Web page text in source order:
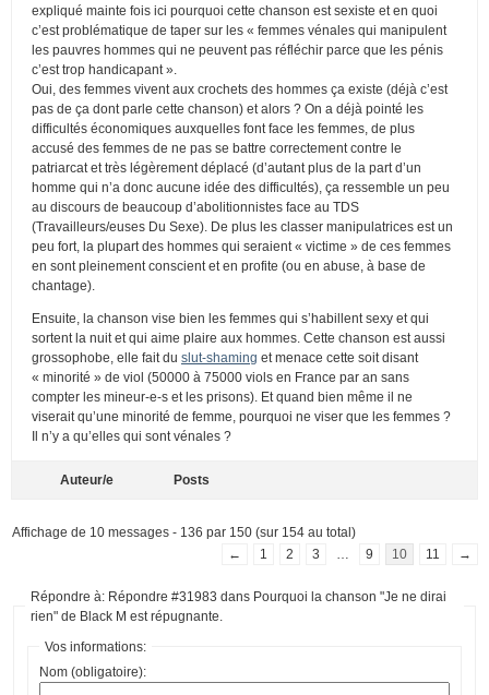
expliqué mainte fois ici pourquoi cette chanson est sexiste et en quoi
c’est problématique de taper sur les « femmes vénales qui manipulent
les pauvres hommes qui ne peuvent pas réfléchir parce que les pénis
c’est trop handicapant ».
Oui, des femmes vivent aux crochets des hommes ça existe (déjà c’est
pas de ça dont parle cette chanson) et alors ? On a déjà pointé les
difficultés économiques auxquelles font face les femmes, de plus
accusé des femmes de ne pas se battre correctement contre le
patriarcat et très légèrement déplacé (d’autant plus de la part d’un
homme qui n’a donc aucune idée des difficultés), ça ressemble un peu
au discours de beaucoup d’abolitionnistes face au TDS
(Travailleurs/euses Du Sexe). De plus les classer manipulatrices est un
peu fort, la plupart des hommes qui seraient « victime » de ces femmes
en sont pleinement conscient et en profite (ou en abuse, à base de
chantage).
Ensuite, la chanson vise bien les femmes qui s’habillent sexy et qui
sortent la nuit et qui aime plaire aux hommes. Cette chanson est aussi
grossophobe, elle fait du slut-shaming et menace cette soit disant
« minorité » de viol (50000 à 75000 viols en France par an sans
compter les mineur-e-s et les prisons). Et quand bien même il ne
viserait qu’une minorité de femme, pourquoi ne viser que les femmes ?
Il n’y a qu’elles qui sont vénales ?
Auteur/e Posts
Affichage de 10 messages - 136 par 150 (sur 154 au total)
←
1 2 3 9 10 11 →
Répondre à: Répondre #31983 dans Pourquoi la chanson "Je ne dirai
rien" de Black M est répugnante.
Vos informations:
Nom (obligatoire):